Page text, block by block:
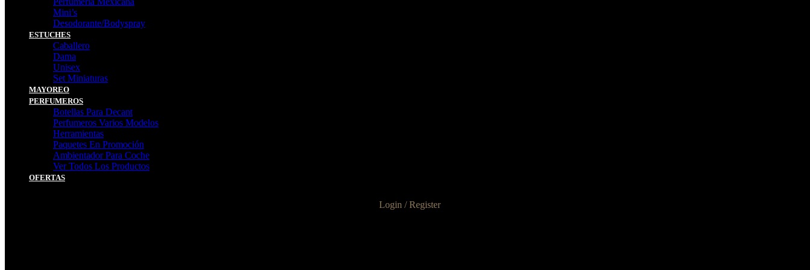
Mini’s
Desodorante/Bodyspray
ESTUCHES
Caballero
Dama
Unisex
Set Miniaturas
MAYOREO
PERFUMEROS
Botellas Para Decant
Perfumeros Varios Modelos
Herramientas
Paquetes En Promoción
Ambientador Para Coche
Ver Todos Los Productos
OFERTAS
Login / Register